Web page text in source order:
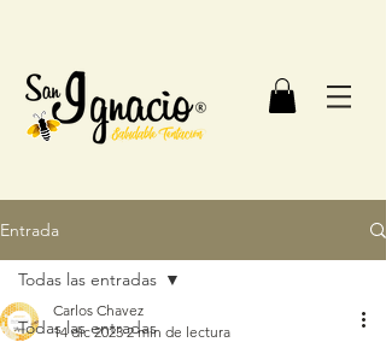
Entrada
Todas las entradas
Todas las entradas
Carlos Chavez
14 dic 2023 2 min de lectura